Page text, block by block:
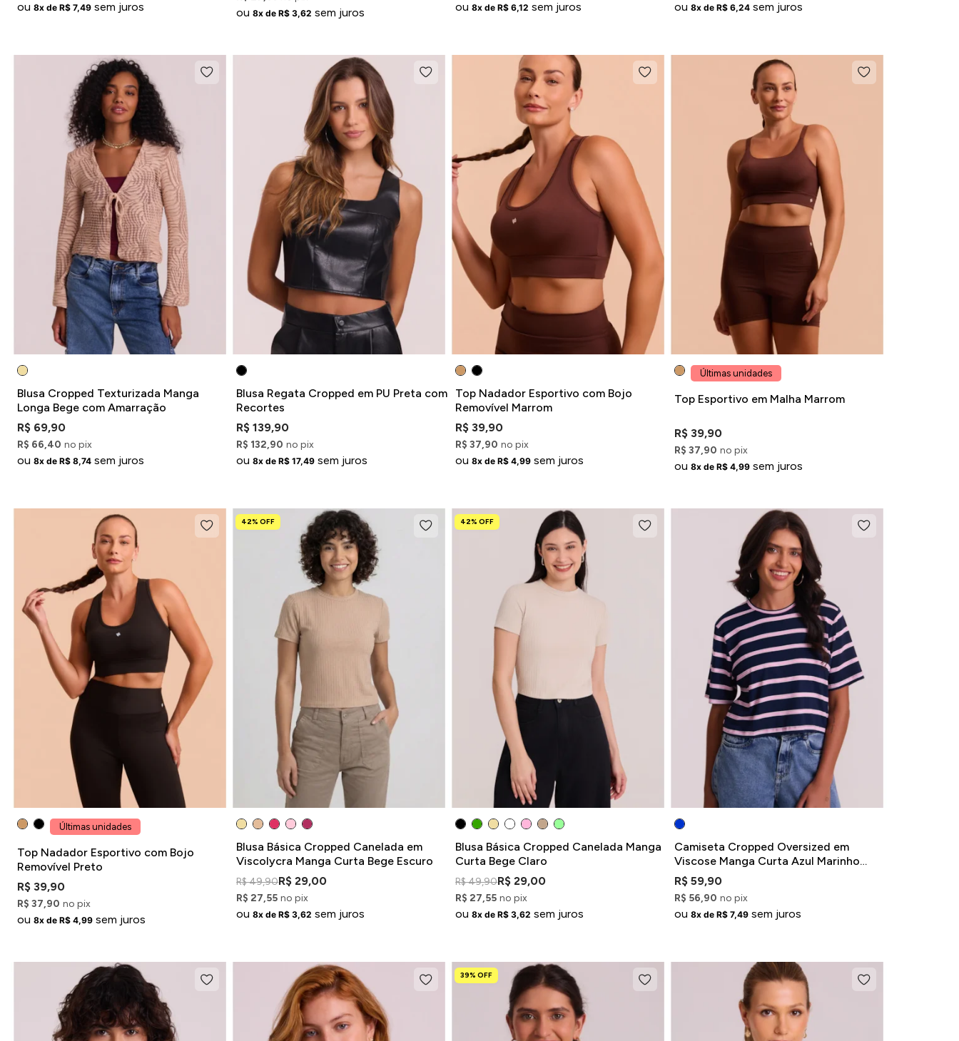
ou8x de R$ 7,49 sem juros ou8x de R$ 3,62 sem juros ou8x de R$ 6,12 sem juros ou8x de R$ 6,24 sem juros
Blusa Cropped Texturizada Manga
Longa Bege com Amarração
R$ 69,90
R$ 66,40 no pix
ou8x de R$ 8,74 sem juros
Blusa Regata Cropped em PU Preta com
Recortes
R$ 139,90
R$ 132,90 no pix
ou8x de R$ 17,49 sem juros
Top Nadador Esportivo com Bojo
Removível Marrom
R$ 39,90
R$ 37,90 no pix
ou8x de R$ 4,99 sem juros
Últimas unidades
Top Esportivo em Malha Marrom
R$ 39,90
R$ 37,90 no pix
ou8x de R$ 4,99 sem juros
Últimas unidades
Top Nadador Esportivo com Bojo
Removível Preto
R$ 39,90
R$ 37,90 no pix
ou8x de R$ 4,99 sem juros
42% OFF
Blusa Básica Cropped Canelada em
Viscolycra Manga Curta Bege Escuro
R$ 49,90R$ 29,00
R$ 27,55 no pix
ou8x de R$ 3,62 sem juros
42% OFF
Blusa Básica Cropped Canelada Manga
Curta Bege Claro
R$ 49,90R$ 29,00
R$ 27,55 no pix
ou8x de R$ 3,62 sem juros
Camiseta Cropped Oversized em
Viscose Manga Curta Azul Marinho
Listrada
R$ 59,90
R$ 56,90 no pix
ou8x de R$ 7,49 sem juros
39% OFF